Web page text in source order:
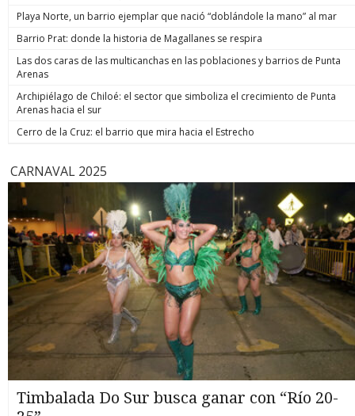
Playa Norte, un barrio ejemplar que nació “doblándole la mano” al mar
Barrio Prat: donde la historia de Magallanes se respira
Las dos caras de las multicanchas en las poblaciones y barrios de Punta
Arenas
Archipiélago de Chiloé: el sector que simboliza el crecimiento de Punta
Arenas hacia el sur
Cerro de la Cruz: el barrio que mira hacia el Estrecho
CARNAVAL 2025
Timbalada Do Sur busca ganar con “Río 20-